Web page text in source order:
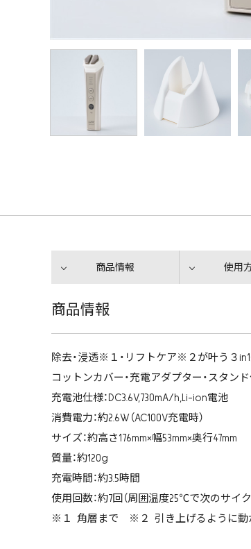
商品情報 使用
商品情報
除去・浸透※１・リフトケア※２が叶う３
コットンカバー・充電アダプター・スタン
充電池仕様：DC3.6V,730mA/h,Li-ion電池
消費電力：約2.6W（AC100V充電時）
サイズ：約高さ176mm×幅53mm×奥行47mm
質量：約120g
充電時間：約3.5時間
使用回数：約7回（周囲温度25℃で次のサ
※１ 角層まで ※２ 引き上げるように動